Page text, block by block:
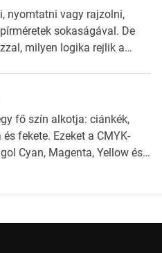
mielőtt elkezdjük a
az elkészült munka után
kellett volna csinálni! […]
nyomtatni vagy rajzolni,
sokaságával. De
milyen logika rejlik a
izgalmas
hogy jobban megértsd,
választanod a
világába A […]
fő szín alkotja: ciánkék,
fekete. Ezeket a CMYK-
Cyan, Magenta, Yellow és